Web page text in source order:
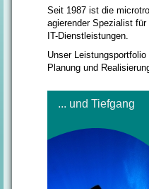
Seit 1987 ist die
agierender Spezialist
IT-Dienstleistungen.
Unser
Planung und
... und Tiefgang